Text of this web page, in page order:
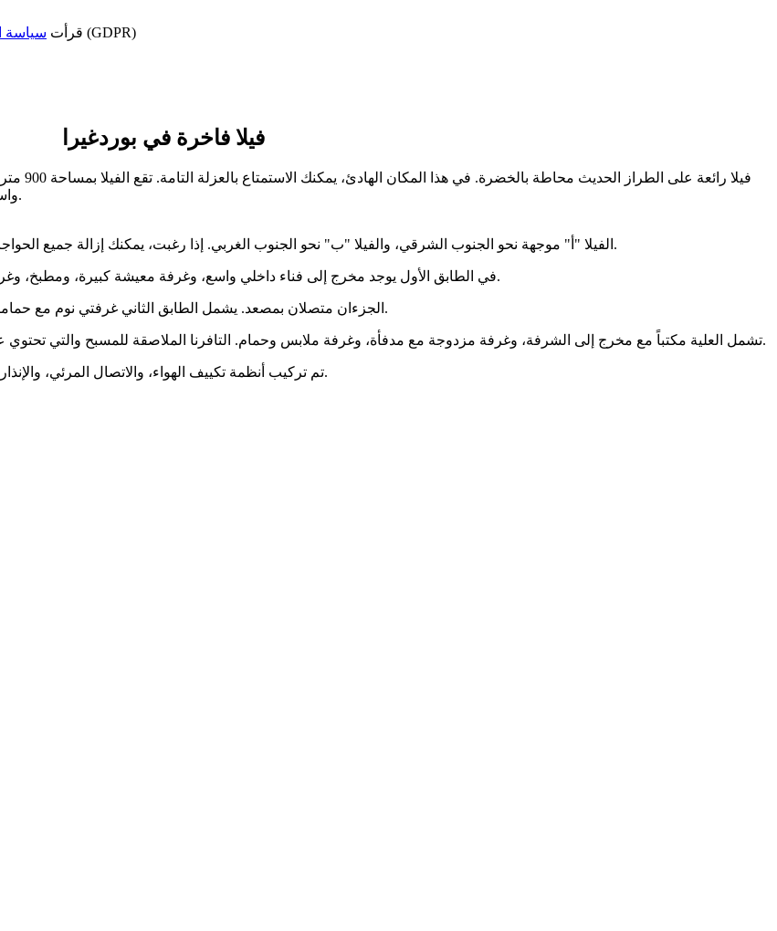
قرأت سياسة وأوافق على معالجة بياناتي وفقًا للائحة العامة لحماية البيانات (GDPR)
فيلا فاخرة في بوردغيرا
واسع يتسع لـ 6 سيارات، صالة رياضية/غرفة تبديل ملابس، منطقة للشواء وفرن.
الفيلا "أ" موجهة نحو الجنوب الشرقي، والفيلا "ب" نحو الجنوب الغربي. إذا رغبت، يمكنك إزالة جميع الحواجز ودمج الفيلا في مساحة واحدة، على الرغم من أن ذلك سيغير الفئة العقارية.
في الطابق الأول يوجد مخرج إلى فناء داخلي واسع، وغرفة معيشة كبيرة، ومطبخ، وغرفة غسيل، وغرفة تخزين، وحمام، وغرفة نوم مع غرفة ملابس وحمام رئيسي.
الجزءان متصلان بمصعد. يشمل الطابق الثاني غرفتي نوم مع حمامات خاصة، وغرفة معيشة مع مدفأة ومخرج إلى شرفة كبيرة تطل على البحر.
تشمل العلية مكتباً مع مخرج إلى الشرفة، وغرفة مزدوجة مع مدفأة، وغرفة ملابس وحمام. التافرنا الملاصقة للمسبح والتي تحتوي على مدخل منفصل تشمل مطبخاً، وغرفة تخزين، وغرفة معيشة كبيرة وحمام.
تم تركيب أنظمة تكييف الهواء، والاتصال المرئي، والإنذار، والتدفئة الفردية. جميع الأثاث مصنوع حسب الطلب، والنوافذ مصنوعة يدوياً.